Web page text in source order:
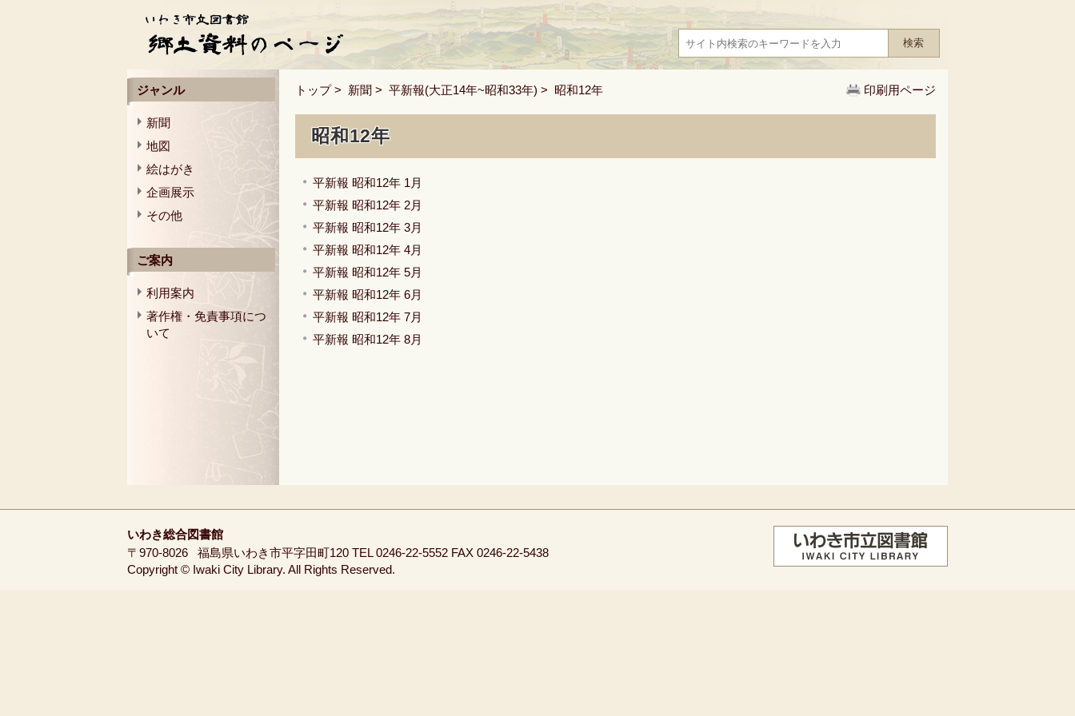
印刷用ページ
トップ> 新聞 > 平新報(大正14年~昭和33年) > 昭和12年
昭和12年
平新報 昭和12年 1月
平新報 昭和12年 2月
平新報 昭和12年 3月
平新報 昭和12年 4月
平新報 昭和12年 5月
平新報 昭和12年 6月
平新報 昭和12年 7月
平新報 昭和12年 8月
ジャンル
新聞
地図
絵はがき
企画展示
その他
ご案内
利用案内
著作権・免責事項につ
いて
いわき総合図書館
〒970-8026
福島県いわき市平字田町120 TEL 0246-22-5552 FAX 0246-22-5438
Copyright © Iwaki City Library. All Rights Reserved.